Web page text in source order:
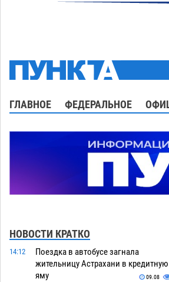
ГЛАВНОЕ ФЕДЕРАЛЬНОЕ
НОВОСТИ КРАТКО
14:12
Поездка в автобусе загнала
жительницу Астрахани в кредитную
яму
09.08